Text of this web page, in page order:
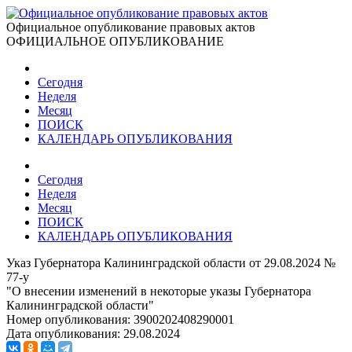
Официальное опубликование правовых актов
ОФИЦИАЛЬНОЕ ОПУБЛИКОВАНИЕ
Сегодня
Неделя
Месяц
ПОИСК
КАЛЕНДАРЬ ОПУБЛИКОВАНИЯ
Сегодня
Неделя
Месяц
ПОИСК
КАЛЕНДАРЬ ОПУБЛИКОВАНИЯ
Указ Губернатора Калининградской области от 29.08.2024 №
77-у
"О внесении изменений в некоторые указы Губернатора
Калининградской области"
Номер опубликования: 3900202408290001
Дата опубликования: 29.08.2024